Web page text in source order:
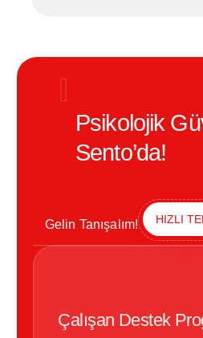
Psikolojik
Sento’da!
Gelin Tanışalım! HIZLI
Çalışan Destek